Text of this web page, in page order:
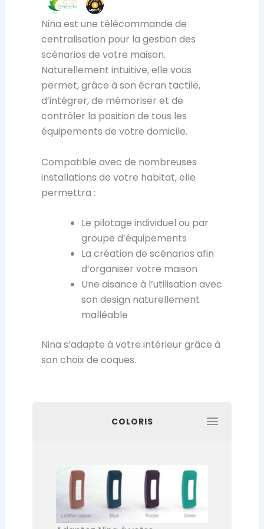
Nina est une télécommande de
centralisation pour la gestion des
scénarios de votre maison.
Naturellement intuitive, elle vous
permet, grâce à son écran tactile,
d’intégrer, de mémoriser et de
contrôler la position de tous les
équipements de votre domicile.
Compatible avec de nombreuses
installations de votre habitat, elle
permettra :
Le pilotage individuel ou par
groupe d’équipements
La création de scénarios afin
d’organiser votre maison
Une aisance à l’utilisation avec
son design naturellement
malléable
Nina s’adapte à votre intérieur grâce à
son choix de coques.
COLORIS